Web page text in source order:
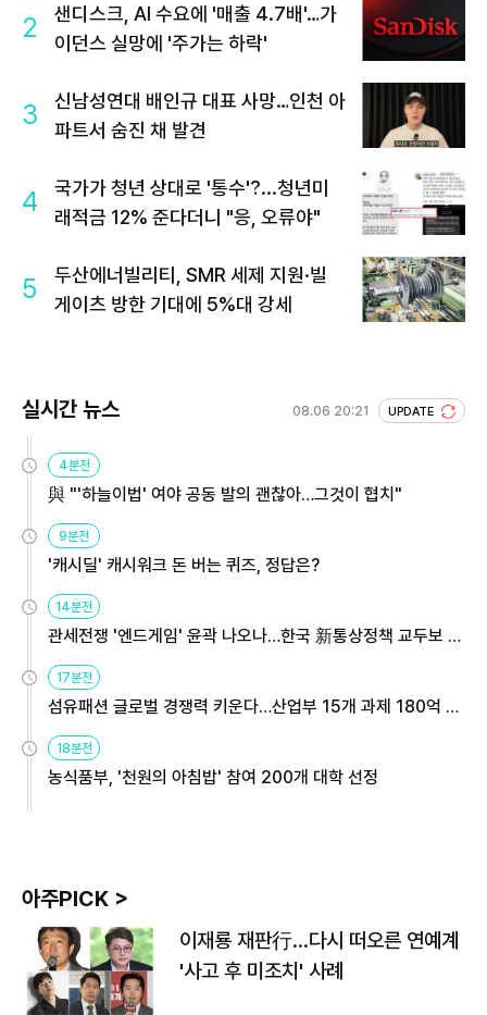
2
샌디스크, AI 수요에 '매출 4.7배'…가
이던스 실망에 '주가는 하락'
3
신남성연대 배인규 대표 사망…인천 아
파트서 숨진 채 발견
4
국가가 청년 상대로 '통수'?...청년미
래적금 12% 준다더니 "응, 오류야"
5
두산에너빌리티, SMR 세제 지원·빌
게이츠 방한 기대에 5%대 강세
실시간 뉴스 08.06 20:21 UPDATE
4분전
與 "'하늘이법' 여야 공동 발의 괜찮아…그것이 협치"
9분전
'캐시딜' 캐시워크 돈 버는 퀴즈, 정답은?
14분전
관세전쟁 '엔드게임' 윤곽 나오나…한국 新통상정책 교두보 활
17분전
섬유패션 글로벌 경쟁력 키운다…산업부 15개 과제 180억 지
18분전
농식품부, '천원의 아침밥' 참여 200개 대학 선정
아주PICK >
이재룡 재판行…다시 떠오른 연예계
'사고 후 미조치' 사례